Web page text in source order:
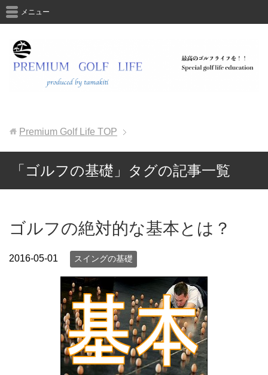
メニュー
Premium Golf Life TOP
「ゴルフの基礎」タグの記事一覧
ゴルフの絶対的な基本とは？
2016-05-01 スイングの基礎